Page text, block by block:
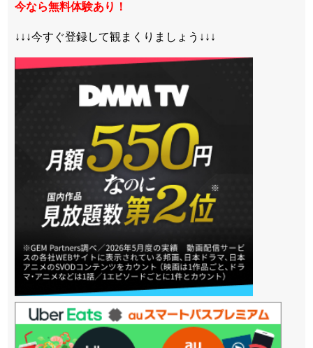
今なら無料体験あり！
↓↓↓今すぐ登録して観まくりましょう↓↓↓